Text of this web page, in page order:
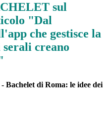
sul
"Dal
che gestisce la
creano
di Roma: le idee dei